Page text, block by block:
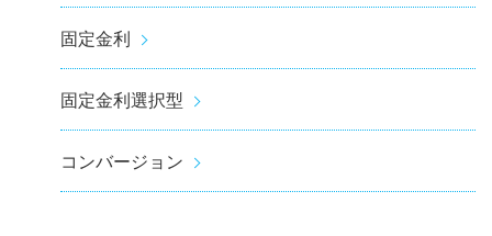
固定金利
固定金利選択型
コンバージョン